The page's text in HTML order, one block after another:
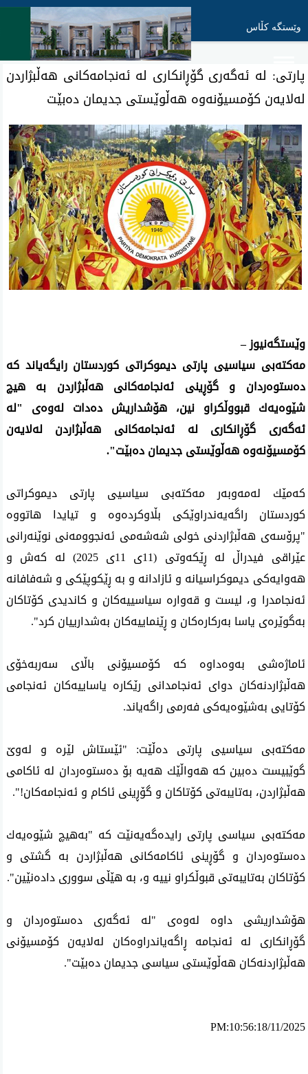
وێستگە کڵاس
پارتی: له‌ ئه‌گه‌ری گۆڕانكاری له‌ ئه‌نجامه‌كانی‌ هه‌ڵبژاردن
له‌لایه‌ن كۆمسیۆنه‌وه‌ هه‌ڵوێستی جدیمان ده‌بێت
وێستگه‌نیوز –
مه‌كته‌بی سیاسیی پارتی دیموكراتی كوردستان رایگه‌یاند كه‌
دەستوەردان و گۆڕینی ئەنجامەکانی هەڵبژاردن بە هیچ
شێوەیەك قبووڵکراو نین، هۆشداریش ده‌دات له‌وه‌ی‌ "له‌
ئه‌گه‌ری گۆڕانكاری له‌ ئه‌نجامه‌كانی‌ هه‌ڵبژاردن له‌لایه‌ن
كۆمسیۆنه‌وه‌ هه‌ڵوێستی جدیمان ده‌بێت".
كه‌مێك له‌مه‌وبه‌ر مه‌كته‌بی سیاسیی پارتی دیموكراتی
كوردستان راگه‌یه‌ندراوێكی‌ بڵاوكرده‌وه‌ و تیایدا هاتووه‌
"پرۆسه‌ی هه‌ڵبژاردنی خولی شه‌شه‌می ئه‌نجوومه‌نی نوێنه‌رانی
عێراقی فیدراڵ له‌ ڕێكه‌وتی (11ی 11ی 2025) له‌ كه‌ش و
هه‌وایه‌كی دیموكراسیانه‌ و ئازادانه‌ و به‌ ڕێكوپێكی و شه‌فافانه‌
ئه‌نجامدرا و، لیست و قه‌واره‌ سیاسییه‌كان و كاندیدی كۆتاكان
به‌گوێره‌ی یاسا به‌ركاره‌كان و ڕێنماییه‌كان به‌شدارییان كرد".
ئاماژه‌شی‌ به‌وه‌داوه‌ كه‌ كۆمسیۆنی باڵای سه‌ربه‌خۆی
هه‌ڵبژاردنه‌كان دوای ئه‌نجامدانی رێكاره‌ یاساییه‌كان ئه‌نجامی
كۆتایی به‌شێوه‌یه‌كی فه‌رمی راگه‌یاند.
مه‌كته‌بی سیاسیی پارتی ده‌ڵێت: "ئێستاش لێره‌ و له‌وێ
گوێبیست ده‌بین كه‌ هه‌واڵێك هه‌یه‌ بۆ ده‌ستوه‌ردان له‌ ئاكامی
هه‌ڵبژاردن، به‌تایبه‌تی كۆتاكان و گۆڕینی ئاكام و ئه‌نجامه‌كان!".
مه‌كته‌بی سیاسی پارتی رایده‌گه‌یه‌نێت كه‌ "به‌هیچ شێوه‌یه‌ك
ده‌ستوه‌ردان و گۆڕینی ئاكامه‌كانی هه‌ڵبژاردن به‌ گشتی و
كۆتاكان به‌تایبه‌تی قبوڵكراو نییه‌ و، به‌ هێڵی سووری داده‌نێین".
هۆشداریشی‌ داوه‌ له‌وه‌ی‌ "له‌ ئه‌گه‌ری ده‌ستوه‌ردان و
گۆڕانكاری له‌ ئه‌نجامه‌ ڕاگه‌یاندراوه‌كان له‌لایه‌ن كۆمسیۆنی
هه‌ڵبژاردنه‌كان هه‌ڵوێستی سیاسی جدیمان ده‌بێت".
PM:10:56:18/11/2025